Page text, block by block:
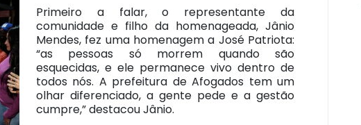
Primeiro a falar, o representante da
comunidade e filho da homenageada, Jânio
Mendes, fez uma homenagem a José Patriota:
“as pessoas só morrem quando são
esquecidas, e ele permanece vivo dentro de
todos nós. A prefeitura de Afogados tem um
olhar diferenciado, a gente pede e a gestão
cumpre,” destacou Jânio.